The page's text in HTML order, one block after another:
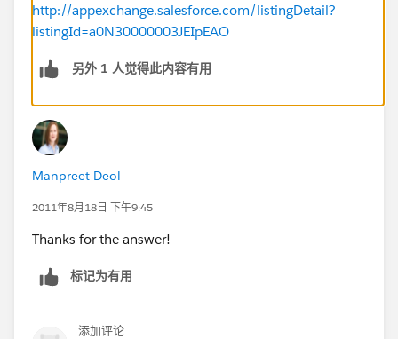
http://appexchange.salesforce.com/listingDetail?
listingId=a0N30000003JEIpEAO
另外 1 人觉得此内容有用
Manpreet Deol
2011年8月18日 下午9:45
Thanks for the answer!
标记为有用
添加评论